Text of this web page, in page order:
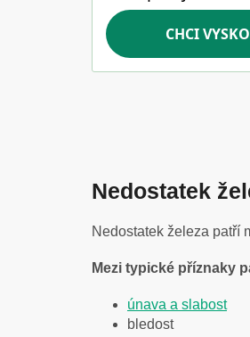
Nedostatek
Nedostatek železa patří
Mezi typické příznaky
únava a slabost
bledost